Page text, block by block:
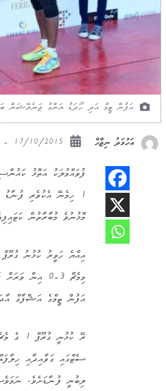
އަފުން ޓީމް އަދި ހޯދަޑު ޔަންގު ޖަނެރޭޝަން
އަހުމަދު ނިޖާހް
ފުވައްމުލަކު އަތޮޅު
މޮޅުނުވެ މުބާރާތުން
މިމެޗް 3-0
އަފުން ޓީމްގެ އަޝްފާގް
ރޭ
ސެޓްގައި ގަވާއިދާއި
ލިބުނީ ފުނާޑަށެވެ.